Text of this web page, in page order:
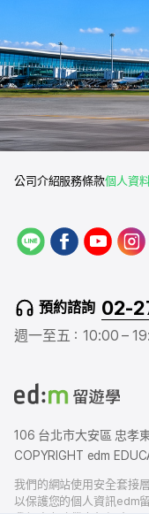
公司介紹服務條款個人資
L
f
a
b
o
y
o
u
e
r
預約諮詢 02-
週一至五：10:00 –
106 台北市大安區 忠孝
COPYRIGHT edm
我們的網站使用安全套接層
以保護您的個人資訊edm
我們也有賠償責任保險，